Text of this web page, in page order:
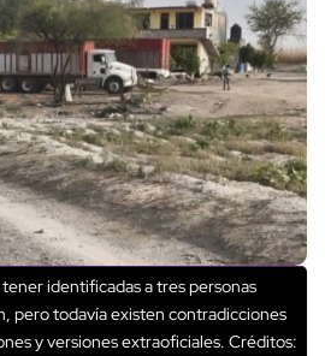
identificadas a tres personas
pero todavía existen contradicciones
y versiones extraoficiales. Créditos: